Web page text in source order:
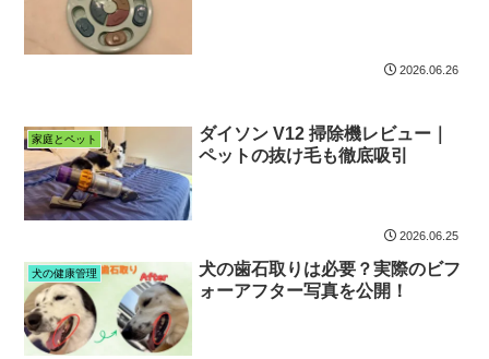
2026.06.26
家庭とペット
ダイソン V12 掃除機レビュー｜
ペットの抜け毛も徹底吸引
2026.06.25
犬の健康管理
犬の歯石取りは必要？実際のビフ
ォーアフター写真を公開！